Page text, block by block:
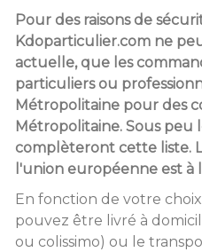
Pour des raisons de
Kdoparticulier.com ne
actuelle, que les
particuliers ou
Métropolitaine pour des
Métropolitaine. Sous peu
complèteront cette liste.
l'union européenne est à
En fonction de votre
pouvez être livré à
ou colissimo) ou le